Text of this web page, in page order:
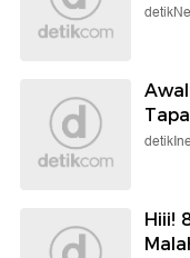
Hiii!